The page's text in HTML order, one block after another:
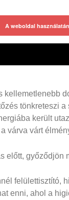
kellemetlenebb
tönkreteszi a
került
várva várt
előtt, győződjön
felülettisztító,
enni, ahol a
A weboldal